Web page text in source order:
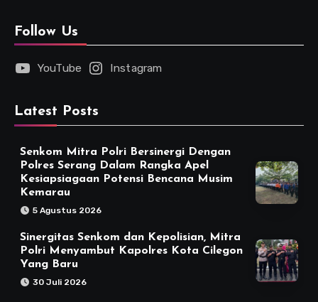
Follow Us
YouTube Instagram
Latest Posts
Senkom Mitra Polri Bersinergi Dengan
Polres Serang Dalam Rangka Apel
Kesiapsiagaan Potensi Bencana Musim
Kemarau
5 Agustus 2026
Sinergitas Senkom dan Kepolisian, Mitra
Polri Menyambut Kapolres Kota Cilegon
Yang Baru
30 Juli 2026